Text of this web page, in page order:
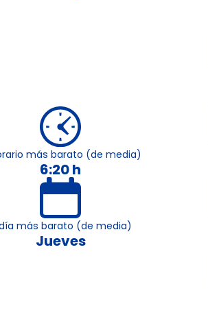
más barato (de media)
6:20 h
más barato (de media)
Jueves